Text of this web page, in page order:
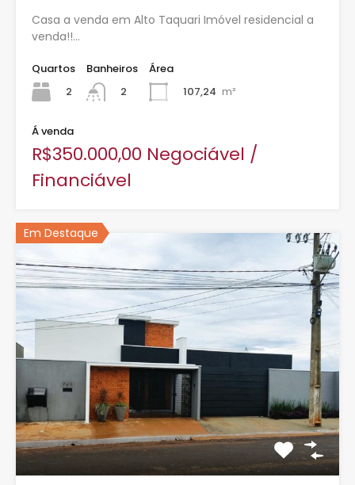
Casa a venda em Alto Taquari Imóvel residencial a
venda!!…
Quartos
2
Banheiros
2
Área
107,24 m²
Á venda
R$350.000,00 Negociável /
Financiável
Em Destaque